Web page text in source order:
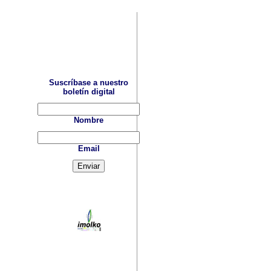
Suscríbase a nuestro
boletín digital
Nombre
Email